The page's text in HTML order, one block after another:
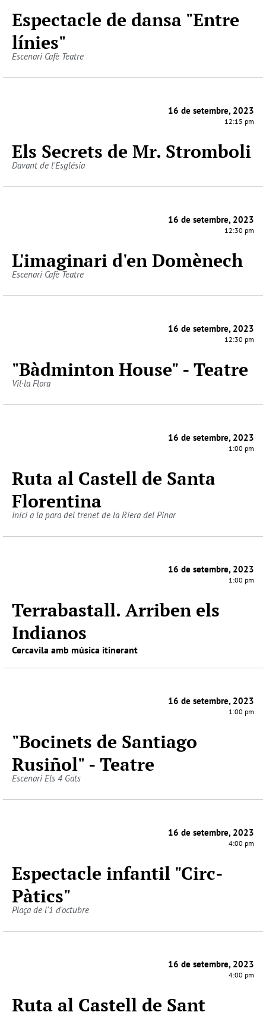
Espectacle de dansa "Entre
línies"
Escenari Cafè Teatre
16 de setembre, 2023
12:15 pm
Els Secrets de Mr. Stromboli
Davant de l'Església
16 de setembre, 2023
12:30 pm
L'imaginari d'en Domènech
Escenari Cafè Teatre
16 de setembre, 2023
12:30 pm
"Bàdminton House" - Teatre
Vil·la Flora
16 de setembre, 2023
1:00 pm
Ruta al Castell de Santa
Florentina
Inici a la para del trenet de la Riera del Pinar
16 de setembre, 2023
1:00 pm
Terrabastall. Arriben els
Indianos
Cercavila amb música itinerant
16 de setembre, 2023
1:00 pm
"Bocinets de Santiago
Rusiñol" - Teatre
Escenari Els 4 Gats
16 de setembre, 2023
4:00 pm
Espectacle infantil "Circ-
Pàtics"
Plaça de l'1 d'octubre
16 de setembre, 2023
4:00 pm
Ruta al Castell de Sant